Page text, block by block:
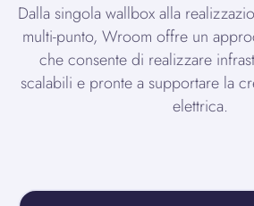
Dalla singola wallbox alla
multi-punto, Wroom offre un
che consente di realizzare
scalabili e pronte a supportare la
elettrica.